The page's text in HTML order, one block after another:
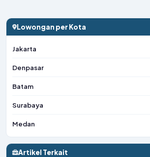
Lowongan per Kota
Jakarta
Denpasar
Batam
Surabaya
Medan
Artikel Terkait